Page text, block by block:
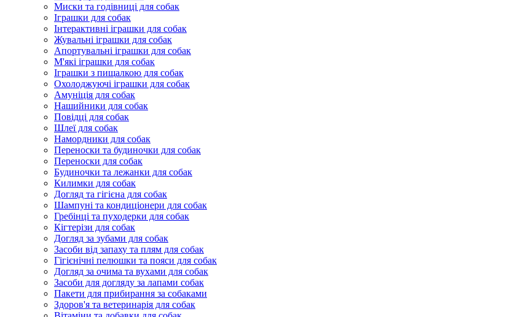
Миски та годівниці для собак
Іграшки для собак
Інтерактивні іграшки для собак
Жувальні іграшки для собак
Апортувальні іграшки для собак
М'які іграшки для собак
Іграшки з пищалкою для собак
Охолоджуючі іграшки для собак
Амуніція для собак
Нашийники для собак
Повідці для собак
Шлеї для собак
Намордники для собак
Переноски та будиночки для собак
Переноски для собак
Будиночки та лежанки для собак
Килимки для собак
Догляд та гігієна для собак
Шампуні та кондиціонери для собак
Гребінці та пуходерки для собак
Кігтерізи для собак
Догляд за зубами для собак
Засоби від запаху та плям для собак
Гігієнічні пелюшки та пояси для собак
Догляд за очима та вухами для собак
Засоби для догляду за лапами собак
Пакети для прибирання за собаками
Здоров'я та ветеринарія для собак